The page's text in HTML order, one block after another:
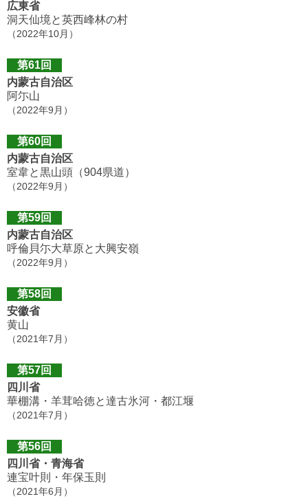
広東省
洞天仙境と英西峰林の村
（2022年10月）
第61回
内蒙古自治区
阿尓山
（2022年9月）
第60回
内蒙古自治区
室韋と黒山頭（904県道）
（2022年9月）
第59回
内蒙古自治区
呼倫貝尓大草原と大興安嶺
（2022年9月）
第58回
安徽省
黄山
（2021年7月）
第57回
四川省
華棚溝・羊茸哈徳と達古氷河・都江堰
（2021年7月）
第56回
四川省・青海省
連宝叶則・年保玉則
（2021年6月）